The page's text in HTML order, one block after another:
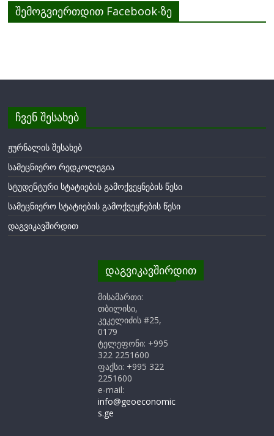
შემოგვიერთდით Facebook-ზე
ჩვენ შესახებ
ჟურნალის შესახებ
სამეცნიერო რედკოლეგია
სტუდენტური სტატიების გამოქვეყნების წესი
სამეცნიერო სტატიების გამოქვეყნების წესი
დაგვიკავშირდით
დაგვიკავშირდით
მისამართი:
თბილისი,
კეკელიძის #25,
0179
ტელეფონი: +995
322 2251600
ფაქსი: +995 322
2251600
e-mail:
info@geoeconomic
s.ge